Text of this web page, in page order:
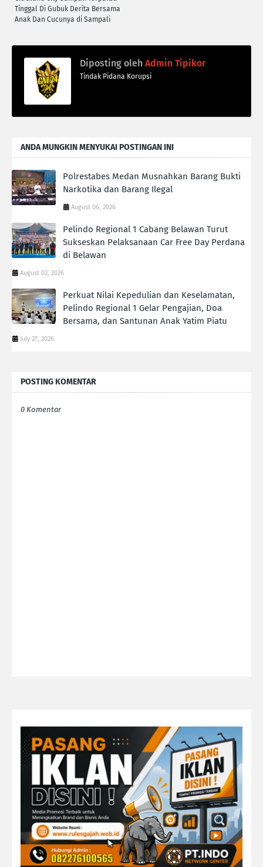
Tinggal Di Gubuk Derita Bersama
Anak Dan Cucunya di Sampali
Diposting oleh Admin Tipikor
Tindak Pidana Korupsi
ANDA MUNGKIN MENYUKAI POSTINGAN INI
Polrestabes Medan Musnahkan Barang Bukti
Narkotika dan Barang Ilegal
August 06, 2026
Pelindo Regional 1 Cabang Belawan Turut
Sukseskan Pelaksanaan Car Free Day Perdana
di Belawan
August 02, 2026
Perkuat Nilai Kepedulian dan Keselamatan,
Pelindo Regional 1 Gelar Pengajian, Doa
Bersama, dan Santunan Anak Yatim Piatu
July 27, 2026
POSTING KOMENTAR
0 Komentar